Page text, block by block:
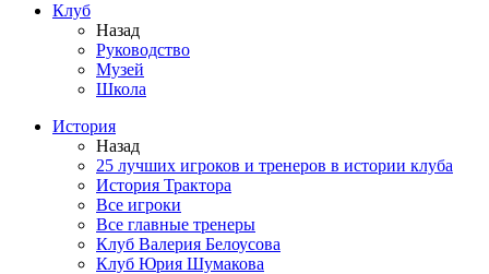
Клуб
Назад
Руководство
Музей
Школа
История
Назад
25 лучших игроков и тренеров в истории клуба
История Трактора
Все игроки
Все главные тренеры
Клуб Валерия Белоусова
Клуб Юрия Шумакова